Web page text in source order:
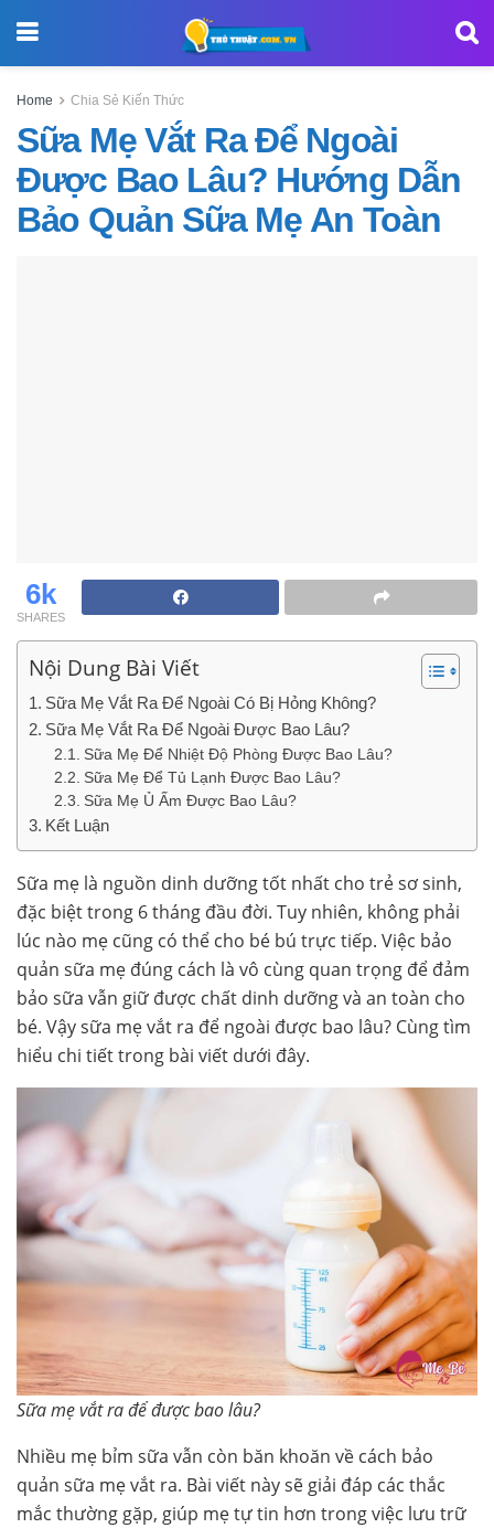
Home Chia Sẻ Kiến Thức
Sữa Mẹ Vắt Ra Để Ngoài
Được Bao Lâu? Hướng Dẫn
Bảo Quản Sữa Mẹ An Toàn
6k
SHARES
Nội Dung Bài Viết
Sữa Mẹ Vắt Ra Để Ngoài Có Bị Hỏng Không?
Sữa Mẹ Vắt Ra Để Ngoài Được Bao Lâu?
Sữa Mẹ Để Nhiệt Độ Phòng Được Bao Lâu?
Sữa Mẹ Để Tủ Lạnh Được Bao Lâu?
Sữa Mẹ Ủ Ấm Được Bao Lâu?
Kết Luận
Sữa mẹ là nguồn dinh dưỡng tốt nhất cho trẻ sơ sinh,
đặc biệt trong 6 tháng đầu đời. Tuy nhiên, không phải
lúc nào mẹ cũng có thể cho bé bú trực tiếp. Việc bảo
quản sữa mẹ đúng cách là vô cùng quan trọng để đảm
bảo sữa vẫn giữ được chất dinh dưỡng và an toàn cho
bé. Vậy sữa mẹ vắt ra để ngoài được bao lâu? Cùng tìm
hiểu chi tiết trong bài viết dưới đây.
Sữa mẹ vắt ra để được bao lâu?
Nhiều mẹ bỉm sữa vẫn còn băn khoăn về cách bảo
quản sữa mẹ vắt ra. Bài viết này sẽ giải đáp các thắc
mắc thường gặp, giúp mẹ tự tin hơn trong việc lưu trữ